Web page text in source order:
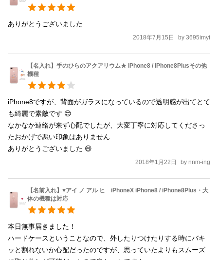
ありがとうございました
2018年7月15日 by 3695imyi
【名入れ】手のひらのアクアリウム★ iPhone8 / iPhone8Plusその他
機種
iPhone8ですが、背面がガラスになっているので透明感が出てとて
も綺麗で素敵です 😊
なかなか連絡が来ず心配でしたが、大変丁寧に対応してくださっ
たおかげで悪い印象はありません
ありがとうございました 😄
2018年1月22日 by nnm-ing
【名前入れ】♥アイ ノ アル ヒ iPhoneX iPhone8 / iPhone8Plus・大
体の機種は対応
本日無事届きました！
ハードケースということなので、外したりつけたりする時にバキ
ッと割れないか心配だったのですが、思っていたよりもスムーズ